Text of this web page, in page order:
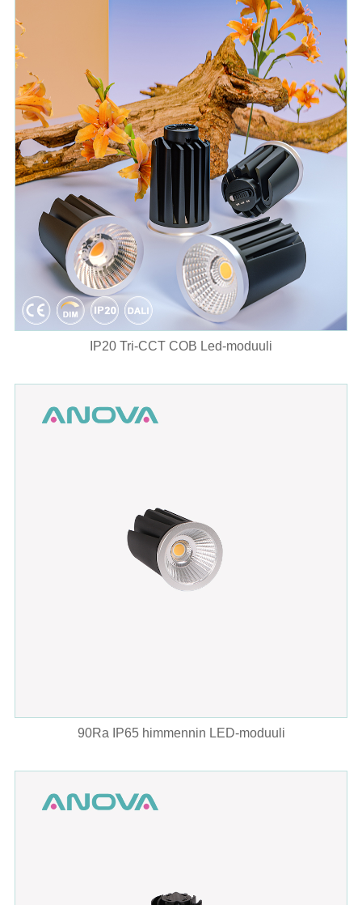
IP20 Tri-CCT COB Led-moduuli
90Ra IP65 himmennin LED-moduuli